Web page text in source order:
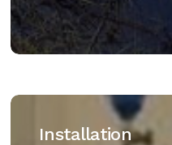
Installation
provinceInstallation